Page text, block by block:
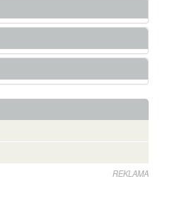
REKLAMA